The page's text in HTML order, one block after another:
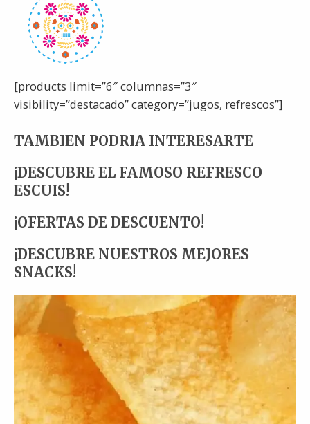
[products limit=”6″ columnas=”3″
visibility=”destacado” category=”jugos, refrescos”]
TAMBIEN PODRIA INTERESARTE
¡DESCUBRE EL FAMOSO REFRESCO
ESCUIS!
¡OFERTAS DE DESCUENTO!
¡DESCUBRE NUESTROS MEJORES
SNACKS!